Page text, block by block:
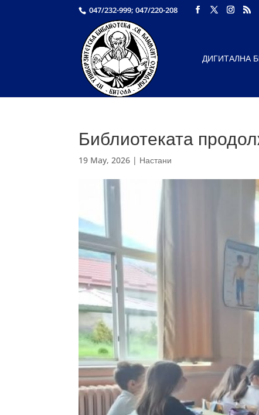
047/232-999; 047/220-208
ДИГИТАЛНА
Библиотеката
19 May, 2026 | Настани